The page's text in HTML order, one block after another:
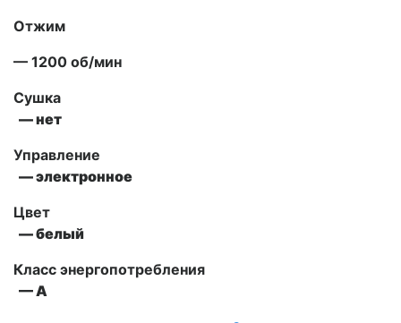
Отжим
— 1200 об/мин
Сушка
— нет
Управление
— электронное
Цвет
— белый
Класс энергопотребления
— А